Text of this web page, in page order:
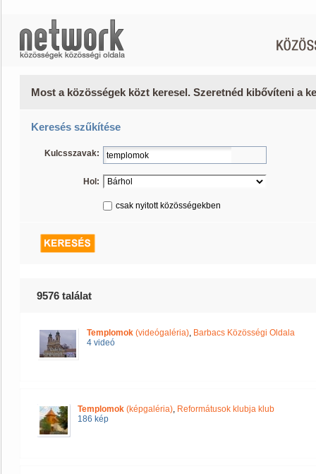
Most a közösségek közt keresel. Szeretnéd kibővíteni a
Keresés szűkítése
Kulcsszavak:
Hol:
csak nyitott közösségekben
9576 találat
Templomok (videógaléria), Barbacs Közösségi Oldala
4 videó
Templomok (képgaléria), Reformátusok klubja klub
186 kép